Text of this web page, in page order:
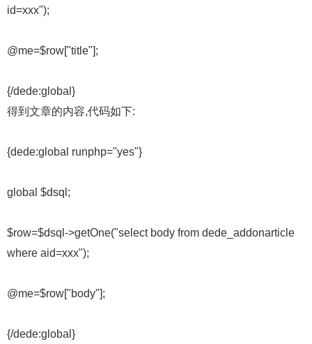
id=xxx");
@me=$row["title"];
{/dede:global}
得到文章的内容,代码如下:
{dede:global runphp="yes"}
global $dsql;
$row=$dsql->getOne("select body from dede_addonarticle
where aid=xxx");
@me=$row["body"];
{/dede:global}